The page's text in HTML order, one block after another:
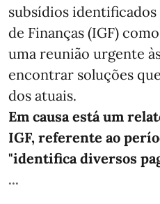
subsídios
de Finanças (IGF)
uma reunião urgente
encontrar soluções
dos atuais.
Em causa está um
IGF, referente ao
"identifica diversos
...